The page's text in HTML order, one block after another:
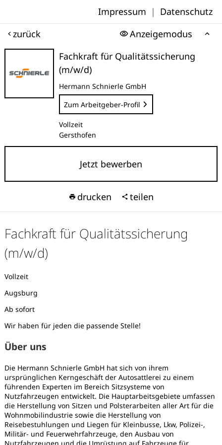
Impressum | Datenschutz
zurück
Anzeigemodus
Fachkraft für Qualitätssicherung
(m/w/d)
Hermann Schnierle GmbH
Zum Arbeitgeber-Profil
Vollzeit
Gersthofen
Jetzt bewerben
drucken teilen
Fachkraft für Qualitätssicherung
(m/w/d)
Vollzeit
Augsburg
Ab sofort
Wir haben für jeden die passende Stelle!
Über uns
Die Hermann Schnierle GmbH hat sich von ihrem
ursprünglichen Kerngeschäft der Autosattlerei zu einem
führenden Experten im Bereich Sitzsysteme von
Nutzfahrzeugen entwickelt. Die Hauptarbeitsgebiete umfassen
die Herstellung von Sitzen und Polsterarbeiten aller Art für die
Wohnmobilindustrie sowie die Herstellung von
Reisebestuhlungen und Liegen für Kleinbusse, Lkw, Polizei-,
Militär- und Feuerwehrfahrzeuge, den Ausbau von
Karte anzeigen